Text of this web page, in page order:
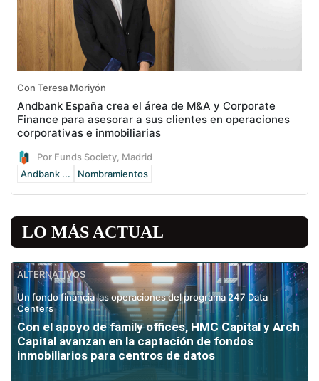
Con Teresa Moriyón
Andbank España crea el área de M&A y Corporate
Finance para asesorar a sus clientes en operaciones
corporativas e inmobiliarias
Por Funds Society, Madrid
Andbank ...
Nombramientos
LO MÁS ACTUAL
ALTERNATIVOS
Un fondo financia las operaciones del programa 247 Data
Centers
Con el apoyo de family offices, HMC Capital y Arch
Capital avanzan en la captación de fondos
inmobiliarios para centros de datos